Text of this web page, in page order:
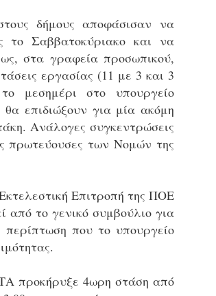
δήμους αποφάσισαν να
το Σαββατοκύριακο και να
στα γραφεία προσωπικού,
εργασίας (11 με 3 και 3
μεσημέρι στο υπουργείο
θα επιδιώξουν για μία ακόμη
Ανάλογες συγκεντρώσεις
πρωτεύουσες των Νομών της
Επιτροπή της ΠΟΕ
από το γενικό συμβούλιο για
περίπτωση που το υπουργείο
προκήρυξε 4ωρη στάση από
είναι έτοιμοι να
Στο πλαίσιο της
ολοκαίνουργια
τις περιπολίες και τις
στελεχών της υπηρεσίας.
JUN
Δημοτική Αστυνομία
Θεσσαλονίκης: Ένταση